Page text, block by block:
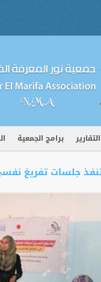
التقارير برامج الجمعية
جلسات تفريغ